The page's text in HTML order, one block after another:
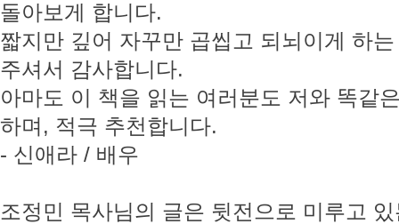
돌아보게 합니다.
짧지만 깊어 자꾸만 곱씹고 되뇌이게 하
주셔서 감사합니다.
아마도 이 책을 읽는 여러분도 저와 똑같
하며, 적극 추천합니다.
- 신애라 / 배우
조정민 목사님의 글은 뒷전으로 미루고